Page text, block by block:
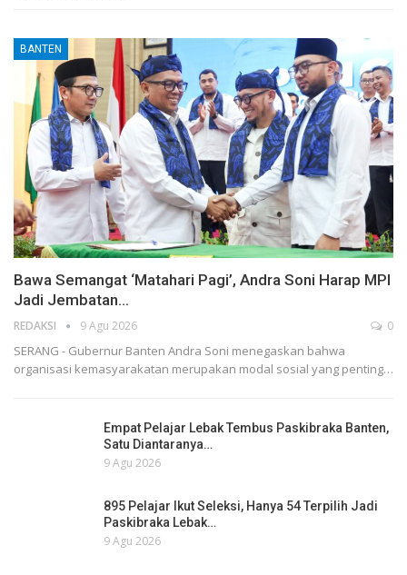
BANTEN
Bawa Semangat ‘Matahari Pagi’, Andra Soni Harap MPI
Jadi Jembatan…
REDAKSI 9 Agu 2026 0
SERANG - Gubernur Banten Andra Soni menegaskan bahwa
organisasi kemasyarakatan merupakan modal sosial yang penting…
Empat Pelajar Lebak Tembus Paskibraka Banten,
Satu Diantaranya…
9 Agu 2026
895 Pelajar Ikut Seleksi, Hanya 54 Terpilih Jadi
Paskibraka Lebak…
9 Agu 2026